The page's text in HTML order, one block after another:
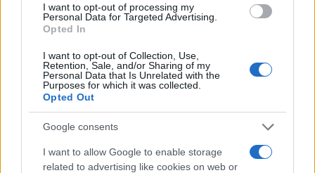
I want to opt-out of processing my
Personal Data for Targeted Advertising.
Opted In
I want to opt-out of Collection, Use,
Retention, Sale, and/or Sharing of my
Personal Data that Is Unrelated with the
Purposes for which it was collected.
Opted Out
Google consents
I want to allow Google to enable storage
related to advertising like cookies on web or
választva címként a nyaralásaink helyszínének
emblematikus pillanatait fogalmazza meg a tánc
eszközeivel. A kortárs ötöst a PR-Evolution Dance
CompanyEsti Koktélcímű sanzonestje és táncszínháza,
majd a Gangaray Dance Company
mozdulatok klasszikus és elegáns kompozíciója követi.